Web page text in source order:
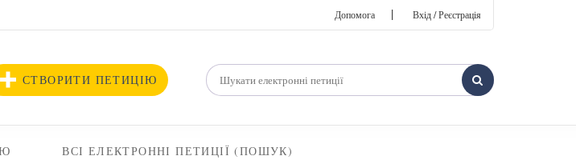
Допомога | Вхід / Реєстрація
СТВОРИТИ ПЕТИЦІЮ
ВСІ ЕЛЕКТРОННІ ПЕТИЦІЇ (ПОШУК)